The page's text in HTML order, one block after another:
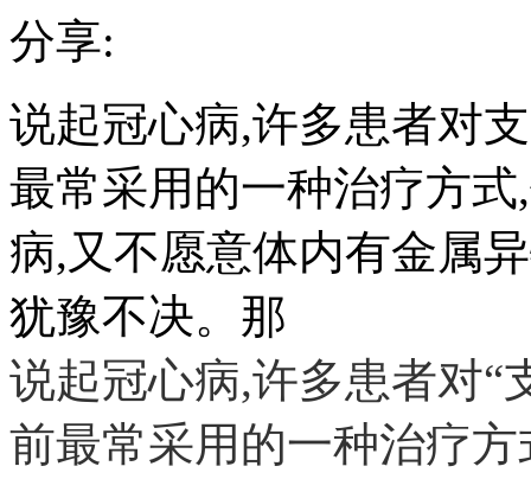
分享:
说起冠心病,许多患者对
最常采用的一种治疗方
病,又不愿意体内有金属
犹豫不决。那
说起冠心病,许多患者对“
前最常采用的一种治疗